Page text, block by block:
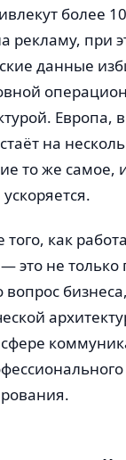
более
рекламу, при
данные
Европа,
на
то же самое,
как
это не только
вопрос
сфере